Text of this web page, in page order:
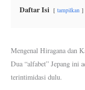
Daftar Isi tampilkan
Mengenal Hiragana dan
Dua “alfabet” Jepang ini
terintimidasi dulu.